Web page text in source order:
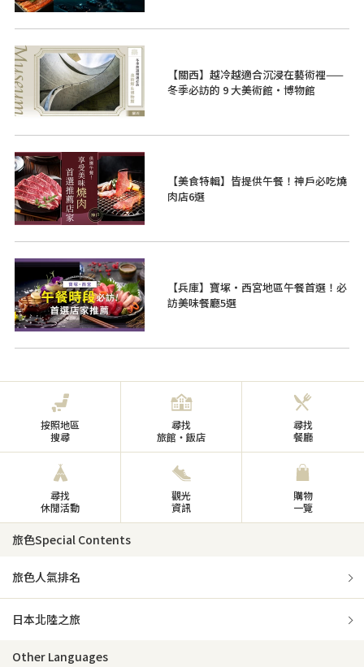
【關西】越冷越適合沉浸在藝術裡——
冬季必訪的 9 大美術館・博物館
【美食特輯】皆提供午餐！神戶必吃燒
肉店6選
【兵庫】寶塚・西宮地區午餐首選！必
訪美味餐廳5選
按照地區
搜尋
尋找
旅館・飯店
尋找
餐廳
尋找
休閒活動
觀光
資訊
購物
一覽
旅色Special Contents
旅色人氣排名
日本北陸之旅
Other Languages